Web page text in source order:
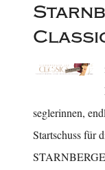
seglerinnen,
Startschuss für